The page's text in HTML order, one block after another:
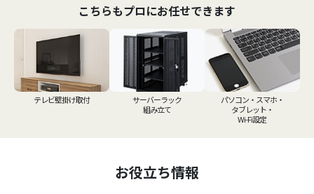
こちらもプロにお任せできます
テレビ壁掛け取付
サーバーラック
組み立て
パソコン・スマホ・
タブレット・
Wi-Fi設定
お役立ち情報